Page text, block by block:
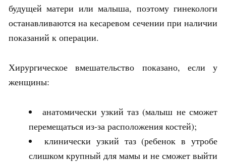
будущей матери или малыша, поэтому гинекологи
останавливаются на кесаревом сечении при наличии
показаний к операции.
Хирургическое вмешательство показано, если у
женщины:
анатомически узкий таз (малыш не сможет
перемещаться из-за расположения костей);
клинически узкий таз (ребенок в утробе
слишком крупный для мамы и не сможет выйти